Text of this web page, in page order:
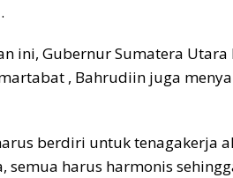
ini, Gubernur Sumatera
, Bahrudiin juga
berdiri untuk tenagakerja
semua harus harmonis